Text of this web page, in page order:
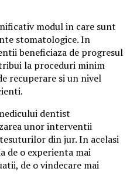
modul in care sunt
stomatologice. In
beneficiaza de progresul
la proceduri minim
recuperare si un nivel
dentist
unor interventii
din jur. In acelasi
de o experienta mai
de o vindecare mai